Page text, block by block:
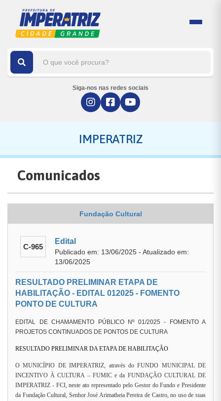
Siga-nos nas redes sociais
IMPERATRIZ
Comunicados
Fundação Cultural
C-965
Edital
Publicado em: 13/06/2025 - Atualizado em:
13/06/2025
RESULTADO PRELIMINAR ETAPA DE
HABILITAÇÃO - EDITAL 012025 - FOMENTO
PONTO DE CULTURA
EDITAL DE CHAMAMENTO PÚBLICO Nº 01/2025 - FOMENTO A
PROJETOS CONTINUADOS DE PONTOS DE CULTURA
RESULTADO PRELIMINAR DA ETAPA DE HABILITAÇÃO
O MUNICÍPIO DE IMPERATRIZ, através do FUNDO MUNICIPAL DE
INCENTIVO À CULTURA – FUMIC e da FUNDAÇÃO CULTURAL DE
IMPERATRIZ - FCI, neste ato representado pelo Gestor do Fundo e Presidente
da Fundação Cultural, Senhor José Arimatheia Pereira de Castro, no uso de suas